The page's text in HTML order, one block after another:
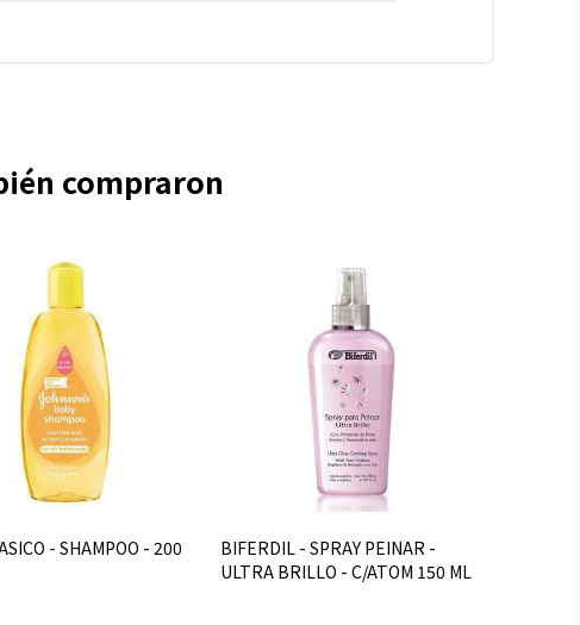
compraron
- SHAMPOO - 200
BIFERDIL - SPRAY PEINAR -
ULTRA BRILLO - C/ATOM 150 ML